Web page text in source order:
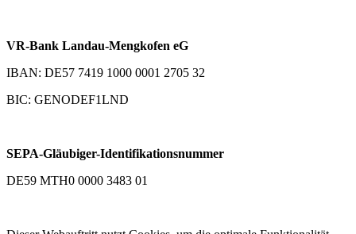
VR-Bank Landau-Mengkofen eG
IBAN: DE57 7419 1000 0001 2705 32
BIC: GENODEF1LND
SEPA-Gläubiger-Identifikationsnummer
DE59 MTH0 0000 3483 01